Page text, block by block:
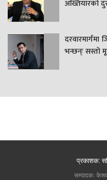
अख्तियारको
भन्छन्ः सस्तो
प्रकाशक:
सम्पादकः